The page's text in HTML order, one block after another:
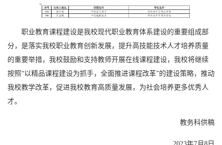
职业教育课程建设是我校现代职业教育体系建设的重要组成部
分，是落实我校职业教育创新发展，提升高技能技术人才培养质量
的重要举措，我校鼓励和支持教师开展在线课程建设，我校将继续
按照“以精品课程建设为抓手，全面推进课程改革”的建设策略，推动
我校教学改革，促进我校教育高质量发展，为社会培养更多优秀人
才。
教务科供稿